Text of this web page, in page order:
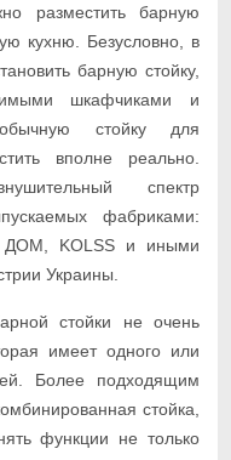
разместить барную
кухню. Безусловно, в
барную стойку,
шкафчиками и
стойку для
вполне реально.
спектр
фабриками:
ДОМ, KOLSS и иными
Украины.
стойки не очень
имеет одного или
Более подходящим
стойка,
функции не только